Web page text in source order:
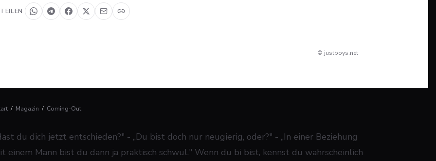
TEILEN
© justboys.net
/ Magazin / Coming-Out
du dich jetzt entschieden?" - „Du bist doch nur neugierig, oder?" - „In einer Beziehung
einem Mann bist du dann ja praktisch schwul." Wenn du bi bist, kennst du wahrscheinlich